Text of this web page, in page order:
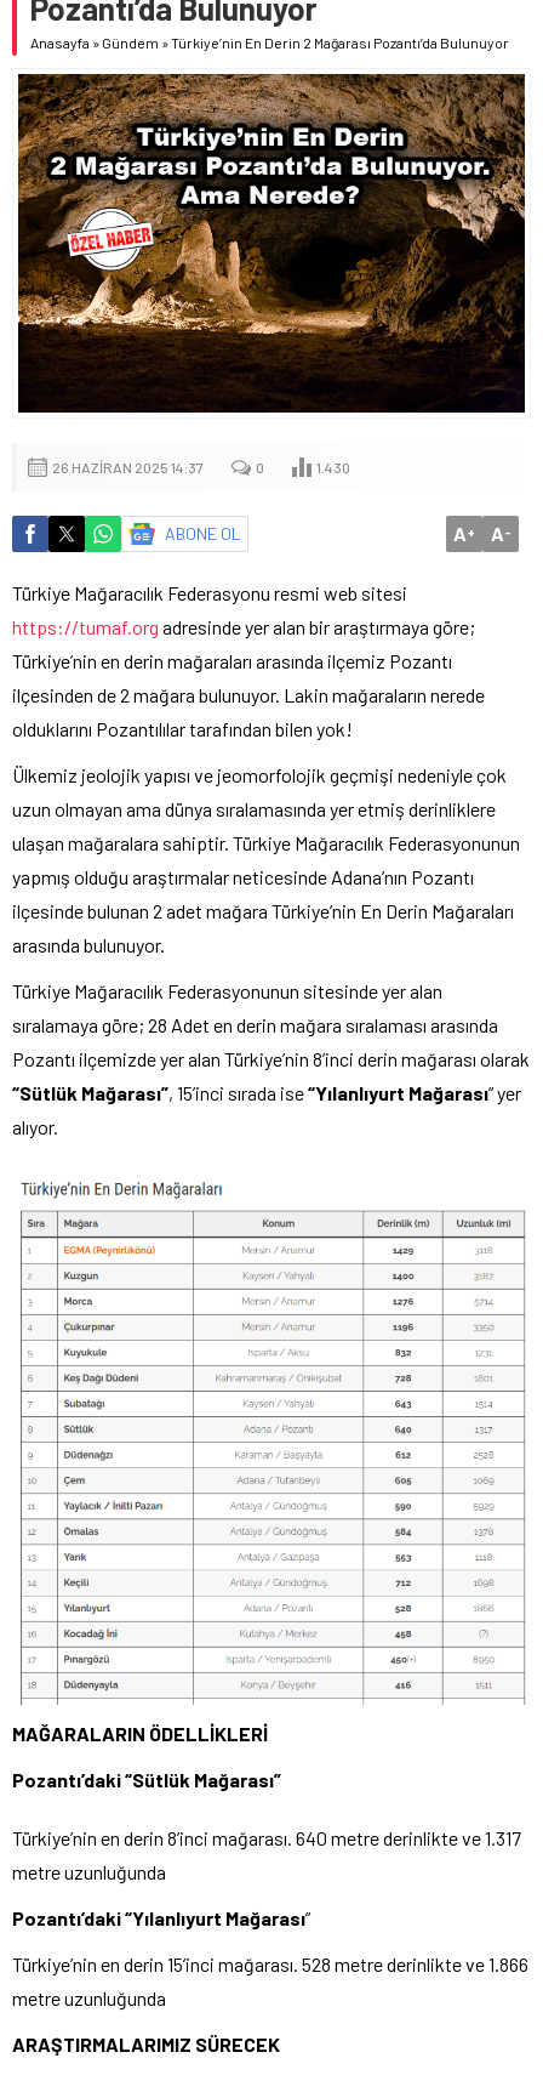
Pozantı’da Bulunuyor
Anasayfa » Gündem »Türkiye’nin En Derin 2 Mağarası Pozantı’da Bulunuyor
26 HAZIRAN 2025 14:37 0 1.430
ABONE OL A+ A-
Türkiye Mağaracılık Federasyonu resmi web sitesi
https://tumaf.org adresinde yer alan bir araştırmaya göre;
Türkiye’nin en derin mağaraları arasında ilçemiz Pozantı
ilçesinden de 2 mağara bulunuyor. Lakin mağaraların nerede
olduklarını Pozantılılar tarafından bilen yok!
Ülkemiz jeolojik yapısı ve jeomorfolojik geçmişi nedeniyle çok
uzun olmayan ama dünya sıralamasında yer etmiş derinliklere
ulaşan mağaralara sahiptir. Türkiye Mağaracılık Federasyonunun
yapmış olduğu araştırmalar neticesinde Adana’nın Pozantı
ilçesinde bulunan 2 adet mağara Türkiye’nin En Derin Mağaraları
arasında bulunuyor.
Türkiye Mağaracılık Federasyonunun sitesinde yer alan
sıralamaya göre; 28 Adet en derin mağara sıralaması arasında
Pozantı ilçemizde yer alan Türkiye’nin 8’inci derin mağarası olarak
“Sütlük Mağarası”, 15’inci sırada ise“Yılanlıyurt Mağarası” yer
alıyor.
MAĞARALARIN ÖDELLİKLERİ
Pozantı’daki “Sütlük Mağarası”
Türkiye’nin en derin 8’inci mağarası. 640 metre derinlikte ve 1.317
metre uzunluğunda
Pozantı’daki “Yılanlıyurt Mağarası”
Türkiye’nin en derin 15’inci mağarası. 528 metre derinlikte ve 1.866
metre uzunluğunda
ARAŞTIRMALARIMIZ SÜRECEK